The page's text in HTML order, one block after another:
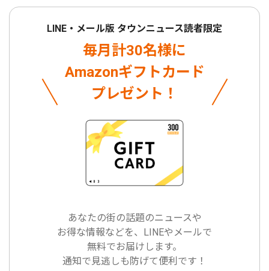
LINE・メール版 タウンニュース読者限定
毎月計30名様に
Amazonギフトカード
プレゼント！
あなたの街の話題のニュースや
お得な情報などを、LINEやメールで
無料でお届けします。
通知で見逃しも防げて便利です！